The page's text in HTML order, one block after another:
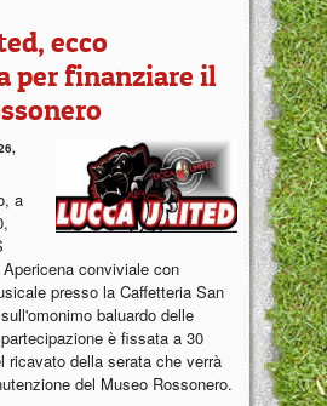
ecco
per finanziare il
a
conviviale con
presso la Caffetteria San
baluardo delle
è fissata a 30
ricavato della serata che verrà
del Museo Rossonero.